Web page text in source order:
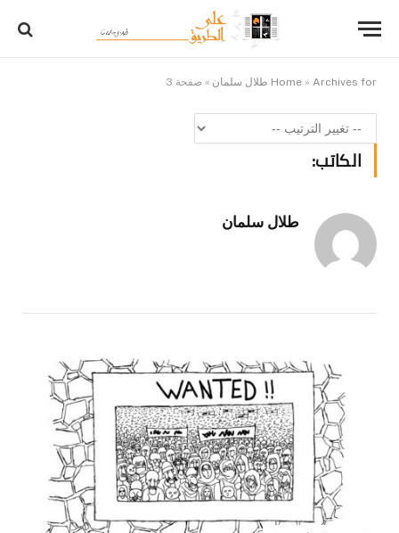
Home » Archives for طلال سلمان » صفحة 3
الكاتب:
طلال سلمان